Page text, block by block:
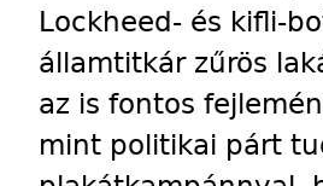
Lockheed- és kifli-
államtitkár zűrös
az is fontos
mint politikai párt